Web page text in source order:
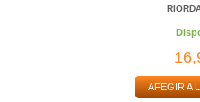
AFEGIR A